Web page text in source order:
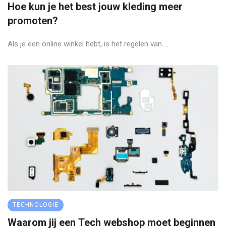
Hoe kun je het best jouw kleding meer
promoten?
Als je een online winkel hebt, is het regelen van ...
TECHNOLOGIE
Waarom jij een Tech webshop moet beginnen